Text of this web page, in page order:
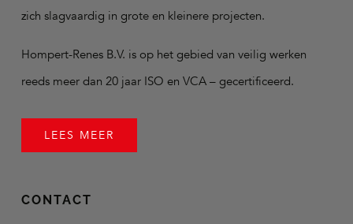
zich slagvaardig in grote en kleinere projecten.
Hompert-Renes B.V. is op het gebied van veilig werken
reeds meer dan 20 jaar ISO en VCA – gecertificeerd.
LEES MEER
CONTACT